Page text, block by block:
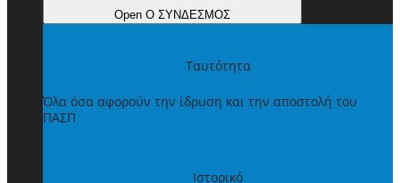
Open Ο ΣΥΝΔΕΣΜΟΣ
Ταυτότητα
Όλα όσα αφορούν την ίδρυση και την αποστολή του
ΠΑΣΠ
Ιστορικό